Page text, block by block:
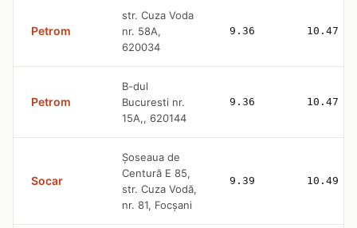
Petrom
str. Cuza Voda
nr. 58A,
620034
9.36 10.47
Petrom
B-dul
Bucuresti nr.
15A,, 620144
9.36 10.47
Socar
Şoseaua de
Centură E 85,
str. Cuza Vodă,
nr. 81, Focşani
9.39 10.49